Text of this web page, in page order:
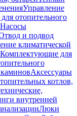
Управление
отопительного
Насосы
и подвод
климатической
Комплектующие для
Аксессуары
котлов,
внутренней
Люки